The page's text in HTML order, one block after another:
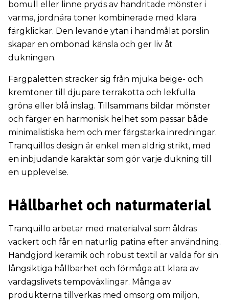
bomull eller linne pryds av handritade mönster i
varma, jordnära toner kombinerade med klara
färgklickar. Den levande ytan i handmålat porslin
skapar en ombonad känsla och ger liv åt
dukningen.
Färgpaletten sträcker sig från mjuka beige- och
kremtoner till djupare terrakotta och lekfulla
gröna eller blå inslag. Tillsammans bildar mönster
och färger en harmonisk helhet som passar både
minimalistiska hem och mer färgstarka inredningar.
Tranquillos design är enkel men aldrig strikt, med
en inbjudande karaktär som gör varje dukning till
en upplevelse.
Hållbarhet och naturmaterial
Tranquillo arbetar med materialval som åldras
vackert och får en naturlig patina efter användning.
Handgjord keramik och robust textil är valda för sin
långsiktiga hållbarhet och förmåga att klara av
vardagslivets tempoväxlingar. Många av
produkterna tillverkas med omsorg om miljön,